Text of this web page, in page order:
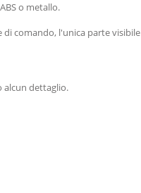
o metallo.
di comando, l'unica parte visibile
alcun dettaglio.